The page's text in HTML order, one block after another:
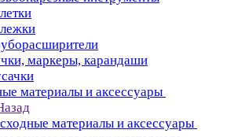
маркеры, карандаши
материалы и аксессуары
материалы и аксессуары